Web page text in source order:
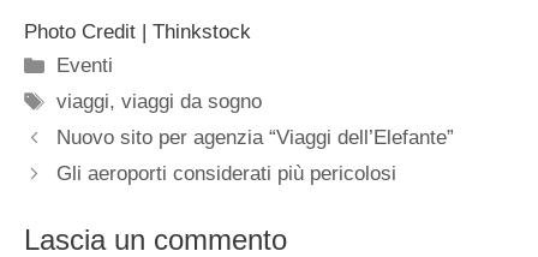
Photo Credit | Thinkstock
Categorie
Eventi
Tag
viaggi,viaggi da sogno
Nuovo sito per agenzia “Viaggi dell’Elefante”
Gli aeroporti considerati più pericolosi
Lascia un commento